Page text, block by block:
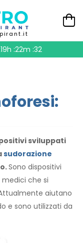
:22m :31
sviluppati
sudorazione
Sono dispositivi
che si
aiutano
e sono utilizzati da